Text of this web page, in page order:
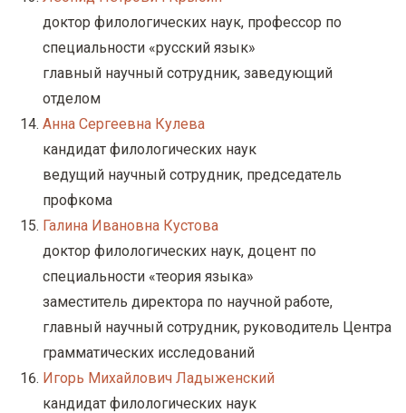
доктор филологических наук, профессор по
специальности «русский язык»
главный научный сотрудник, заведующий
отделом
Анна Сергеевна Кулева
кандидат филологических наук
ведущий научный сотрудник, председатель
профкома
Галина Ивановна Кустова
доктор филологических наук, доцент по
специальности «теория языка»
заместитель директора по научной работе,
главный научный сотрудник, руководитель Центра
грамматических исследований
Игорь Михайлович Ладыженский
кандидат филологических наук